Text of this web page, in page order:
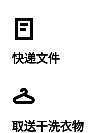
快递文件
取送干洗衣物